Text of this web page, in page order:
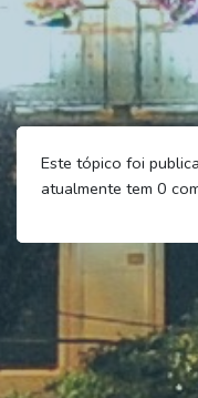
Este tópico foi
atualmente tem 0